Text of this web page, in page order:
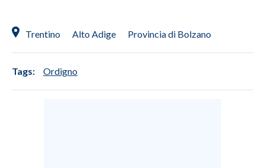
Trentino Alto Adige Provincia di Bolzano
Tags: Ordigno